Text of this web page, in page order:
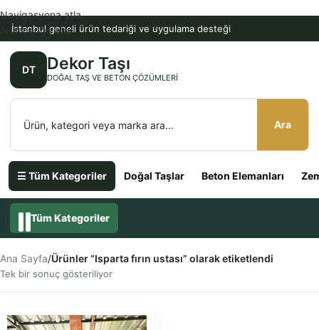
İstanbul geneli ürün tedariği ve uygulama desteği
DT Dekor Taşı
DOĞAL TAŞ VE BETON ÇÖZÜMLERI
Ara
☰ Tüm Kategoriler Doğal Taşlar Beton Elemanları
Navigasyona atla
Ana içeriğe atla
Tüm Kategoriler
Ana Sayfa/Ürünler “Isparta fırın ustası” olarak etiketlendi
Tek bir sonuç gösteriliyor